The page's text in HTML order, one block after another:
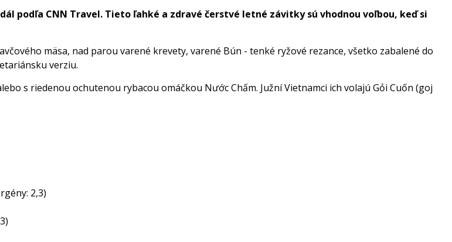
podľa CNN Travel. Tieto ľahké a zdravé čerstvé letné závitky sú vhodnou voľbou, keď si
mäsa, nad parou varené krevety, varené Bún - tenké ryžové rezance, všetko zabalené do
verziu.
s riedenou ochutenou rybacou omáčkou Nước Chấm. Južní Vietnamci ich volajú Gỏi Cuốn (goj
2,3)